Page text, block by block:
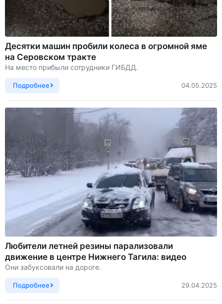
Десятки машин пробили колеса в огромной яме
на Серовском тракте
На место прибыли сотрудники ГИБДД.
Подробнее 04.05.2025
Любители летней резины парализовали
движение в центре Нижнего Тагила: видео
Они забуксовали на дороге.
Подробнее 29.04.2025